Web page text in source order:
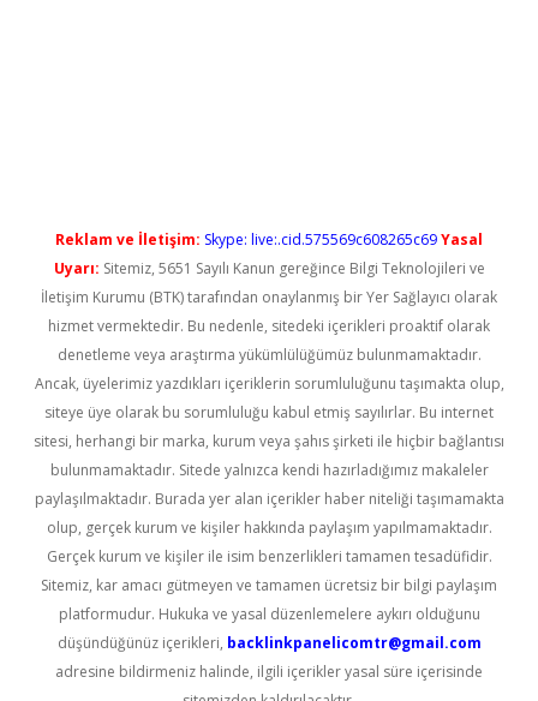
Reklam ve İletişim: Skype: live:.cid.575569c608265c69Yasal
Uyarı: Sitemiz, 5651 Sayılı Kanun gereğince Bilgi Teknolojileri ve
İletişim Kurumu (BTK) tarafından onaylanmış bir Yer Sağlayıcı olarak
hizmet vermektedir. Bu nedenle, sitedeki içerikleri proaktif olarak
denetleme veya araştırma yükümlülüğümüz bulunmamaktadır.
Ancak, üyelerimiz yazdıkları içeriklerin sorumluluğunu taşımakta olup,
siteye üye olarak bu sorumluluğu kabul etmiş sayılırlar. Bu internet
sitesi, herhangi bir marka, kurum veya şahıs şirketi ile hiçbir bağlantısı
bulunmamaktadır. Sitede yalnızca kendi hazırladığımız makaleler
paylaşılmaktadır. Burada yer alan içerikler haber niteliği taşımamakta
olup, gerçek kurum ve kişiler hakkında paylaşım yapılmamaktadır.
Gerçek kurum ve kişiler ile isim benzerlikleri tamamen tesadüfidir.
Sitemiz, kar amacı gütmeyen ve tamamen ücretsiz bir bilgi paylaşım
platformudur. Hukuka ve yasal düzenlemelere aykırı olduğunu
düşündüğünüz içerikleri, backlinkpanelicomtr@gmail.com
adresine bildirmeniz halinde, ilgili içerikler yasal süre içerisinde